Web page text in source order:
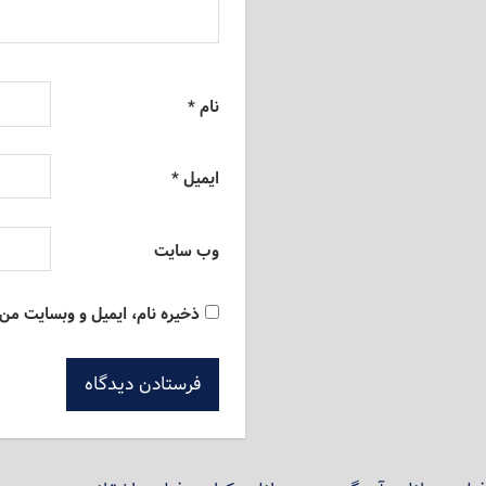
نام*
ایمیل*
وب‌ سایت
ذخیره نام، ایمیل و وبسایت